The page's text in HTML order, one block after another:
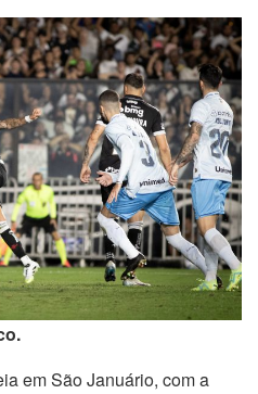
em São Januário, com a